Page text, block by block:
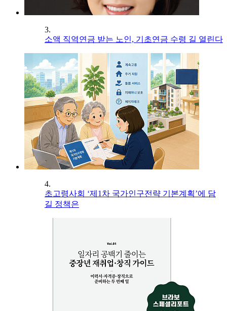
3.
소액 직역연금 받는 노인, 기초연금 수령 길 열린다
4.
초고령사회 ‘제1차 국가인구전략 기본계획’에 담
길 정책은